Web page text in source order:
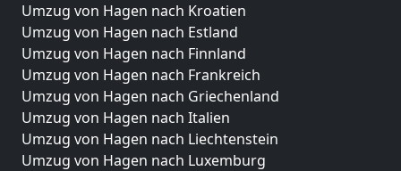
Umzug von Hagen nach Kroatien
Umzug von Hagen nach Estland
Umzug von Hagen nach Finnland
Umzug von Hagen nach Frankreich
Umzug von Hagen nach Griechenland
Umzug von Hagen nach Italien
Umzug von Hagen nach Liechtenstein
Umzug von Hagen nach Luxemburg